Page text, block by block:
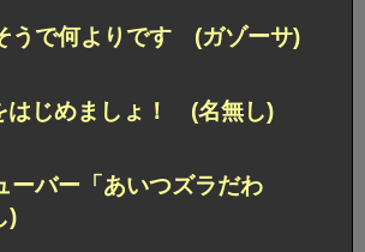
うで何よりです (ガゾーサ)
はじめましょ！ (名無し)
ーバー「あいつズラだわ
)